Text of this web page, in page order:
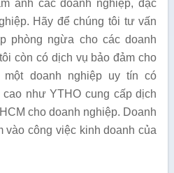
ảnh các doanh nghiệp, đặc
Hãy để chúng tôi tư vấn
phòng ngừa cho các doanh
còn có dịch vụ bảo đảm cho
một doanh nghiệp uy tín có
như YTHO cung cấp dịch
cho doanh nghiệp. Doanh
vào công việc kinh doanh của